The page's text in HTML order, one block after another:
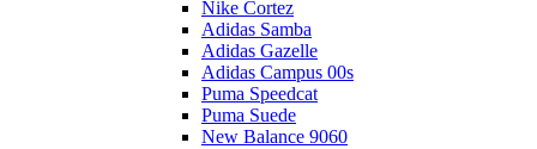
Nike Cortez
Adidas Samba
Adidas Gazelle
Adidas Campus 00s
Puma Speedcat
Puma Suede
New Balance 9060